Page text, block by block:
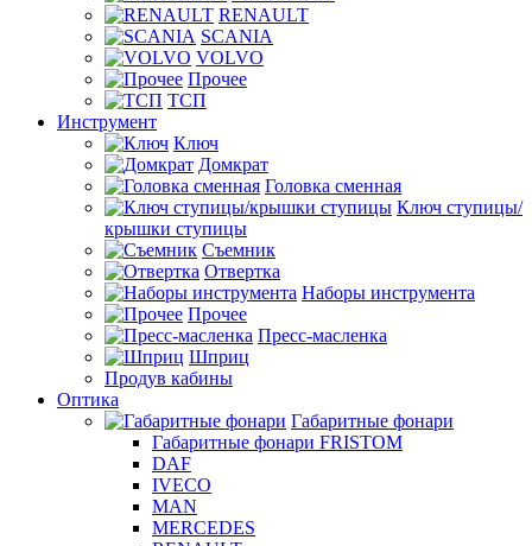
RENAULT
SCANIA
VOLVO
Прочее
ТСП
Инструмент
Ключ
Домкрат
Головка сменная
Ключ ступицы/
крышки ступицы
Съемник
Отвертка
Наборы инструмента
Прочее
Пресс-масленка
Шприц
Продув кабины
Оптика
Габаритные фонари
Габаритные фонари FRISTOM
DAF
IVECO
MAN
MERCEDES